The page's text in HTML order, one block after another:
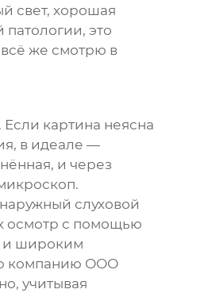
свет, хорошая
это
же смотрю в
картина неясна
в идеале —
и через
слуховой
осмотр с помощью
и широким
компанию ООО
учитывая